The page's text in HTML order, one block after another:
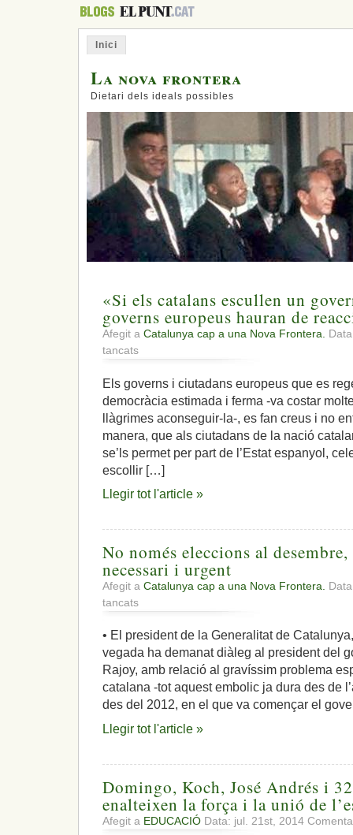
Inici
La nova frontera
Dietari dels ideals possibles
«Si els catalans escullen un
governs europeus hauran de
Afegit a Catalunya cap a una Nova Frontera.
tancats
«Si
catalans
escullen
un
diferent,
els
governs
hauran
Els governs i ciutadans europeus que es
democràcia estimada i ferma -va costar
llàgrimes aconseguir-la-, es fan creus i no
manera, que als ciutadans de la nació
se’ls permet per part de l’Estat espanyol,
escollir […]
Llegir tot l'article »
No només eleccions al
necessari i urgent
Afegit a Catalunya cap a una Nova Frontera.
tancats
No
eleccions
al
desembre,
d’un
canvi
i
• El president de la Generalitat de
vegada ha demanat diàleg al president del
Rajoy, amb relació al gravíssim problema
catalana -tot aquest embolic ja dura des de
des del 2012, en el que va començar el
Llegir tot l'article »
Domingo, Koch, José Andrés i
enalteixen la força i la unió de
Afegit a EDUCACIÓ Data: jul. 21st, 2014